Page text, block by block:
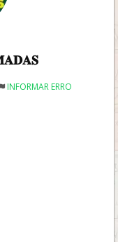
INFORMAR ERRO